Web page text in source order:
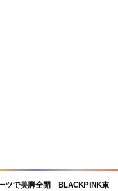
ツで美脚全開 BLACKPINK東